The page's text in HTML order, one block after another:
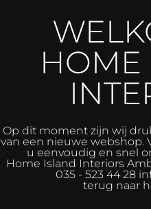
HOME
Op dit moment zijn wij
van een nieuwe webshop.
u eenvoudig en snel
Home Island Interiors
035 - 523 44 28
terug naar